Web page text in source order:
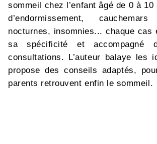
sommeil chez l’enfant âgé de 0 à
d’endormissement,
nocturnes, insomnies... chaque cas
sa spécificité et accompagné
consultations. L’auteur balaye les
propose des conseils adaptés,
parents retrouvent enfin le sommeil.